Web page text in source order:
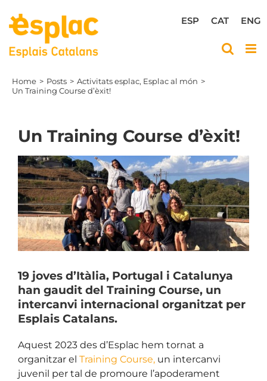
content
ENG
CAT
ESP
Home Posts Activitats esplac Esplac al món
Un Training Course d’èxit!
Un Training Course d’èxit!
View
Larger
Image
19 joves d’Itàlia, Portugal i Catalunya
han gaudit del Training Course, un
intercanvi internacional organitzat per
Esplais Catalans.
Aquest 2023 des d’Esplac hem tornat a
organitzar el Training Course, un intercanvi
juvenil per tal de promoure l’apoderament